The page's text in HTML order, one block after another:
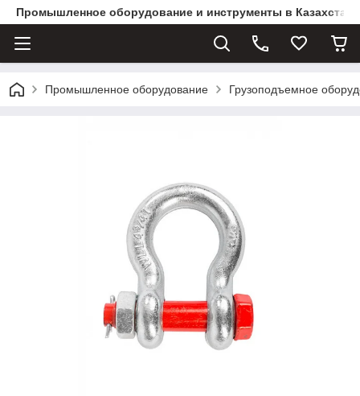
Промышленное оборудование и инструменты в
Промышленное оборудование Грузоподъемное